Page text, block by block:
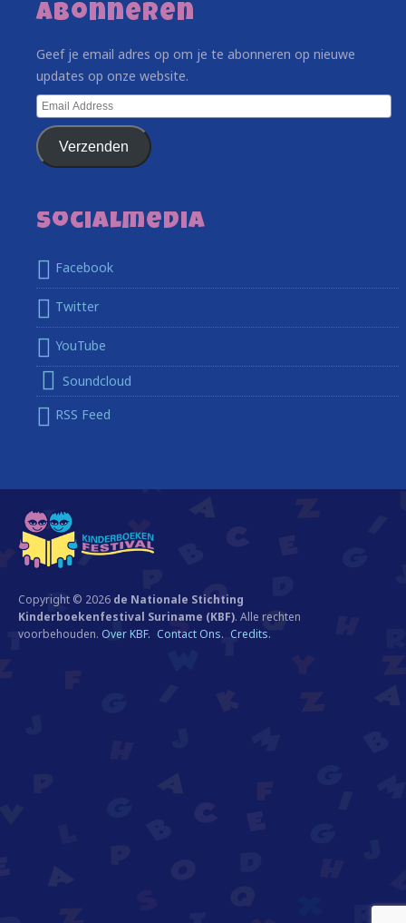
Abonneren
Geef je email adres op om je te abonneren op nieuwe
updates op onze website.
Email
Address
Verzenden
Socialmedia
Facebook
Twitter
YouTube
Soundcloud
RSS Feed
Copyright © 2026 de Nationale Stichting
Kinderboekenfestival Suriname (KBF). Alle rechten
voorbehouden. Over KBF. Contact Ons. Credits.